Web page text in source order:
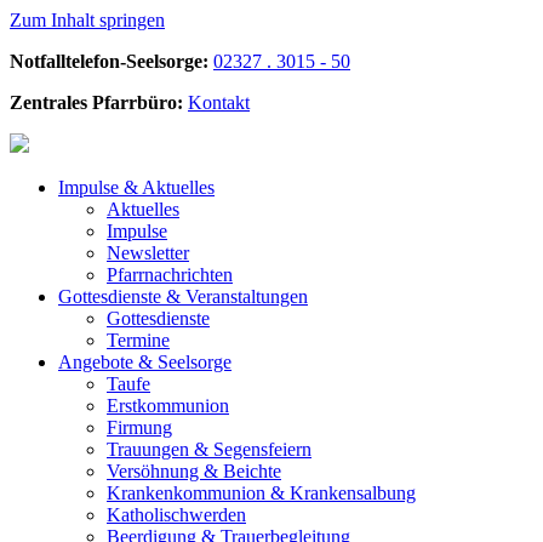
Zum Inhalt springen
Notfalltelefon-Seelsorge: 02327 . 3015 - 50
Zentrales Pfarrbüro: Kontakt
Impulse & Aktuelles
Aktuelles
Impulse
Newsletter
Pfarrnachrichten
Gottesdienste & Veranstaltungen
Gottesdienste
Termine
Angebote & Seelsorge
Taufe
Erstkommunion
Firmung
Trauungen & Segensfeiern
Versöhnung & Beichte
Krankenkommunion & Krankensalbung
Katholischwerden
Beerdigung & Trauerbegleitung